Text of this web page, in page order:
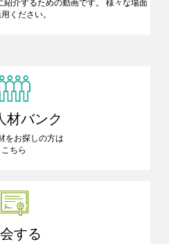
紹介するための動画です。
様々な場面
ください。
材バンク
をお探しの方は
こちら
する